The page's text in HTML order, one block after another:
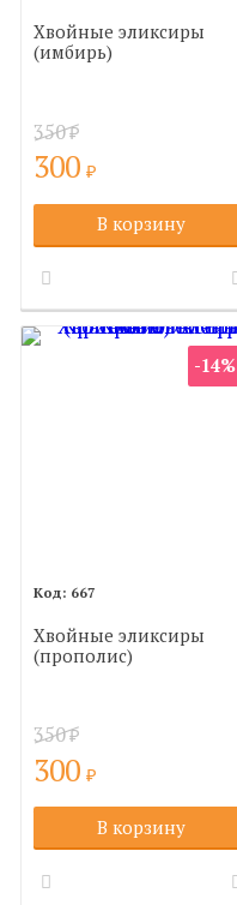
Хвойные эликсиры
(имбирь)
350₽
300₽
В корзину
-14%
667
Хвойные эликсиры
(прополис)
350₽
300₽
В корзину